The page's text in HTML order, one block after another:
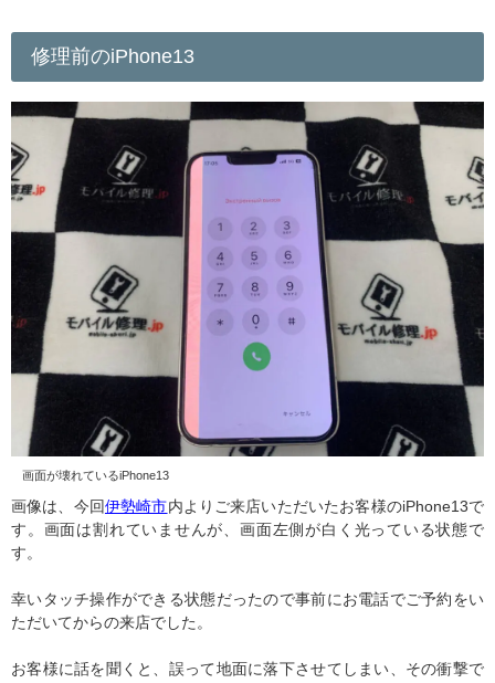
修理前のiPhone13
画面が壊れているiPhone13
画像は、今回 伊勢崎市内よりご来店いただいたお客様のiPhone13で
す。画面は割れていませんが、画面左側が白く光っている状態で
す。
幸いタッチ操作ができる状態だったので事前にお電話でご予約をい
ただいてからの来店でした。
お客様に話を聞くと、誤って地面に落下させてしまい、その衝撃で